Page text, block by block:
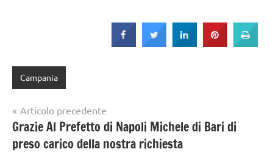
Campania
Navigazione
articoli
Articolo precedente
Grazie Al Prefetto di Napoli Michele di Bari di
preso carico della nostra richiesta